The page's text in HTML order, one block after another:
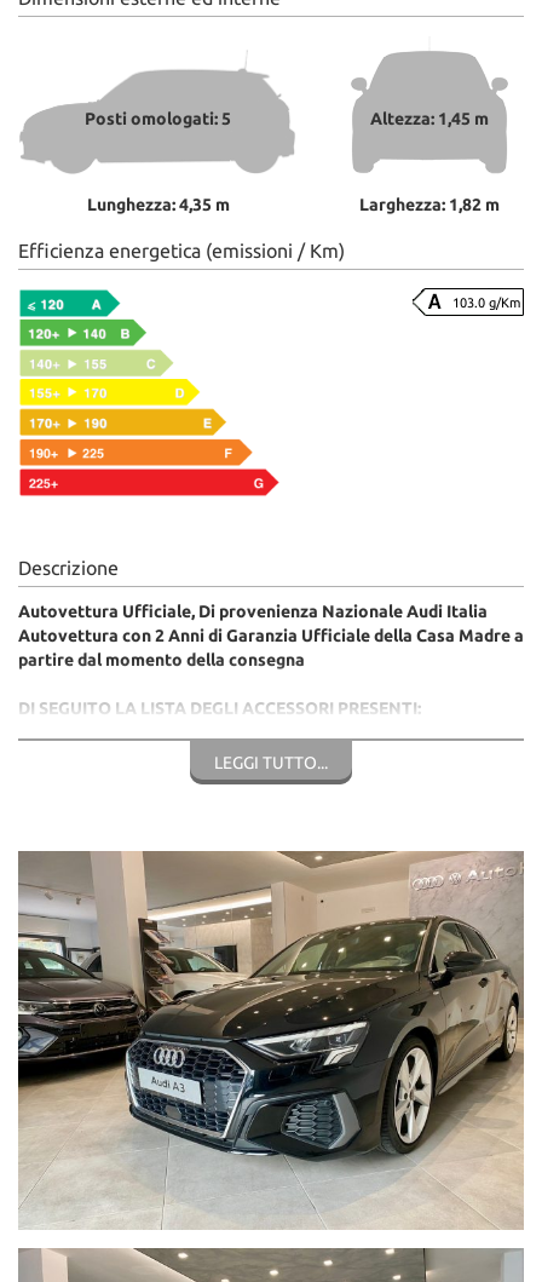
Posti omologati: 5
Lunghezza: 4,35 m
Altezza: 1,45 m
Larghezza: 1,82 m
Efficienza energetica (emissioni / Km)
103.0 g/Km
Descrizione
Autovettura Ufficiale, Di provenienza Nazionale Audi Italia
Autovettura con 2 Anni di Garanzia Ufficiale della Casa Madre a
partire dal momento della consegna
DI SEGUITO LA LISTA DEGLI ACCESSORI PRESENTI:
* ID 4011 Colore Nero Mito Perlato
* Versione S-Line
* Proiettori full LED con gruppo ottici posteriori LED
* Telecamera per il parcheggio posteriore (con sistema di
ausilio al parcheggio)
* Interni look Alluminio
* Park Assistance (Si Parcheggia da sola)
* Sistema di navigazione MMI plus con MMI touch
* Audi smartphone interface
* Sistema di regolazione automatica della velocità ACC
* Cristalli posteriori e lunotto oscurati
* Climatizzatore automatico comfort due zone
* Airbag fullsize per conducente e passeggero
* Alzacristalli elettrici ant. e post. con funzione attivaz. a
pressione
* Lane Assistance con mantenimento della corsia
* Assistente agli ostacoli con assistente alla svolta (turn
* Attacchi Isofix con Top Tether per i sedili esterni della panca
LEGGI TUTTO...